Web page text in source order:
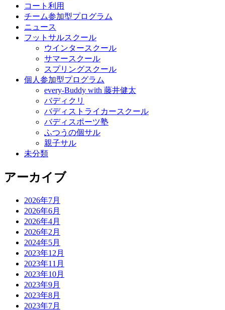
コート利用
チーム参加型プログラム
ニュース
フットサルスクール
ウインタースクール
サマースクール
スプリングスクール
個人参加型プログラム
every-Buddy with 藤井健太
バディクリ
バディストライカースクール
バディスポーツ塾
ふつうの個サル
親子サル
未分類
アーカイブ
2026年7月
2026年6月
2026年4月
2026年2月
2024年5月
2023年12月
2023年11月
2023年10月
2023年9月
2023年8月
2023年7月